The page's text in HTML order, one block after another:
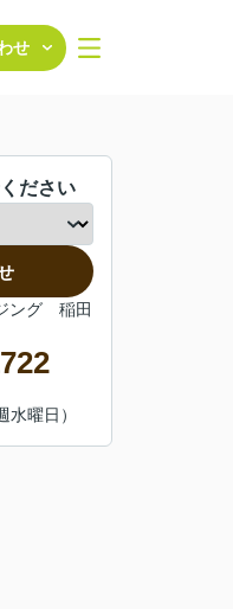
せ
ださい
ング 稲田
水曜日）